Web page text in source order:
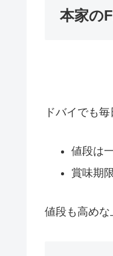
本家の
ドバイでも
値段は
賞味期
値段も高めな